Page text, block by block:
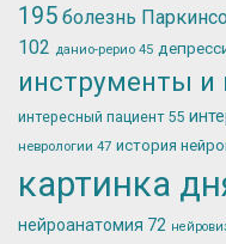
195 болезнь
102 данио-рерио 45
инструменты
интересный пациент 55
неврологии 47 история
картинка
нейроанатомия 72